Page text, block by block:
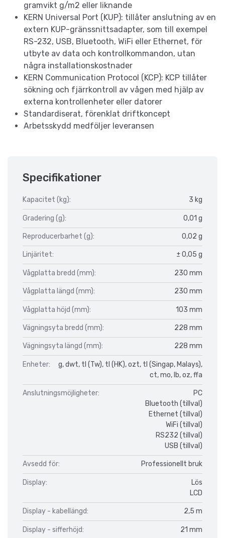
gramvikt g/m2 eller liknande
KERN Universal Port (KUP): tillåter anslutning av en
extern KUP-gränssnittsadapter, som till exempel
RS-232, USB, Bluetooth, WiFi eller Ethernet, för
utbyte av data och kontrollkommandon, utan
några installationskostnader
KERN Communication Protocol (KCP): KCP tillåter
sökning och fjärrkontroll av vågen med hjälp av
externa kontrollenheter eller datorer
Standardiserat, förenklat driftkoncept
Arbetsskydd medföljer leveransen
Specifikationer
Kapacitet (kg): 3 kg
Gradering (g): 0,01 g
Reproducerbarhet (g): 0,02 g
Linjäritet: ± 0,05 g
Vågplatta bredd (mm): 230 mm
Vågplatta längd (mm): 230 mm
Vågplatta höjd (mm): 103 mm
Vägningsyta bredd (mm): 228 mm
Vägningsyta längd (mm): 228 mm
Enheter:
g, dwt, tl (Tw), tl (HK), ozt, tl (Singap, Malays),
ct, mo, lb, oz, ffa
Anslutningsmöjligheter:
PC
Bluetooth (tillval)
Ethernet (tillval)
WiFi (tillval)
RS232 (tillval)
USB (tillval)
Avsedd för: Professionellt bruk
Display:
Lös
LCD
Display - kabellängd: 2,5 m
Display - sifferhöjd: 21 mm